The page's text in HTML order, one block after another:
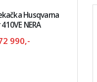
Husqvarna
NERA
990,-